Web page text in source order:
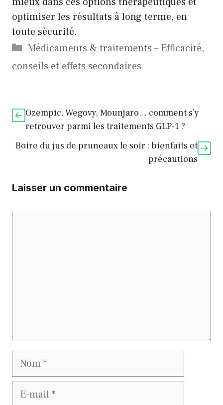
optimiser les résultats à long terme, en
toute sécurité.
Catégories
Médicaments & traitements – Efficacité,
conseils et effets secondaires
Ozempic, Wegovy, Mounjaro… comment s’y
retrouver parmi les traitements GLP-1 ?
Boire du jus de pruneaux le soir : bienfaits et
précautions
Laisser un commentaire
Nom
E-